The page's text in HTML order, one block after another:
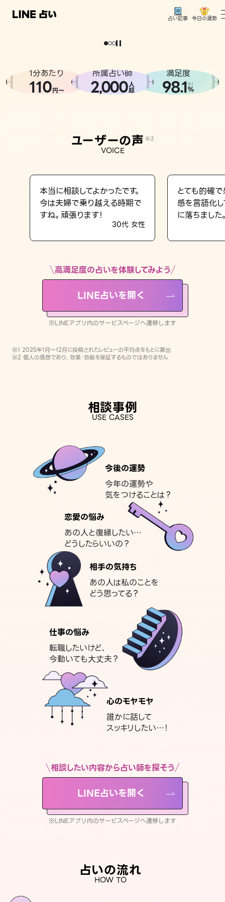
占い記事 今日の運勢
相談事例
LINE占いを開く
※LINEアプリ内のサービスページへ遷移します
どうせなら
。
1分あたり
110円〜
所属占い師
2,000人
超
満足度
98.1※1
%
ユーザーの声 ※2
VOICE
本当に相談してよかったです。
今は夫婦で乗り越える時期で
すね。頑張ります！
30代 女性
とても的確
感を言語化
に落ちました
高満足度の占いを体験してみよう
LINE占いを開く
※LINEアプリ内のサービスページへ遷移します
※1 2025年1月〜12月に投稿されたレビューの平均点をもとに算出
※2 個人の感想であり、効果・効能を保証するものではありません
相談事例
USE CASES
今後の運勢
今年の運勢や
気をつけることは？
恋愛の悩み
あの人と復縁したい…
どうしたらいいの？
相手の気持ち
あの人は私のことを
どう思ってる？
仕事の悩み
転職したいけど、
今動いても大丈夫？
心のモヤモヤ
誰かに話して
スッキリしたい…！
相談したい内容から占い師を探そう
LINE占いを開く
※LINEアプリ内のサービスページへ遷移します
占いの流れ
HOW TO